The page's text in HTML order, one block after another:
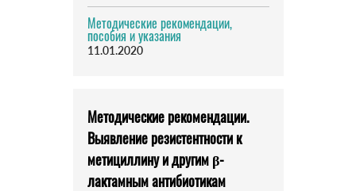
Методические рекомендации,
пособия и указания
11.01.2020
Методические рекомендации.
Выявление резистентности к
метициллину и другим β-
лактамным антибиотикам